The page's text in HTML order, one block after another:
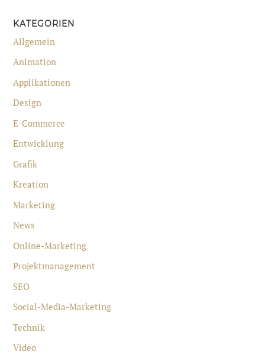
KATEGORIEN
Allgemein
Animation
Applikationen
Design
E-Commerce
Entwicklung
Grafik
Kreation
Marketing
News
Online-Marketing
Projektmanagement
SEO
Social-Media-Marketing
Technik
Video